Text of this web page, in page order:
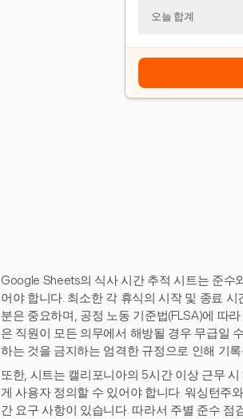
오늘 합계
Google Sheets의 식사 시간 추적 시트는 준수
어야 합니다. 최소한 각 휴식의 시작 및 종료
분은 중요하며, 공정 노동 기준법(FLSA)에 따
은 직원이 모든 의무에서 해방될 경우 무급일
하는 것을 금지하는 엄격한 규정으로 인해 기
또한, 시트는 캘리포니아의 5시간 이상 근무
게 사용자 정의할 수 있어야 합니다. 워싱턴주
간 요구 사항이 있습니다. 따라서 주별 준수 점